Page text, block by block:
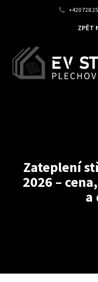
+420 728
ZPĚT
Zateplení
2026 –
a